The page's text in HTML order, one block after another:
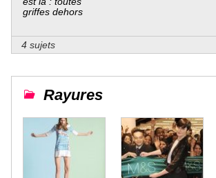
griffes dehors
4 sujets
Rayures